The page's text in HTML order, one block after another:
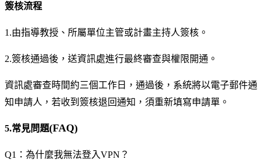
簽核流程
1.由指導教授、所屬單位主管或計畫主持人簽核。
2.簽核通過後，送資訊處進行最終審查與權限開通。
資訊處審查時間約三個工作日，通過後，系統將以電子郵件通
知申請人，若收到簽核退回通知，須重新填寫申請單。
5.常見問題(FAQ)
Q1 ：為什麼我無法登入VPN？